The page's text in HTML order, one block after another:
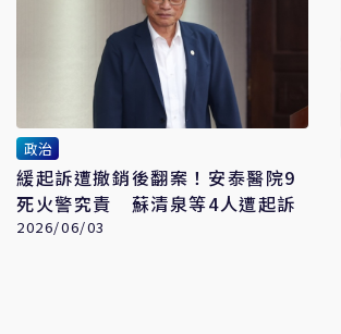
政治
緩起訴遭撤銷後翻案！安泰醫院9
死火警究責 蘇清泉等4人遭起訴
2026/06/03